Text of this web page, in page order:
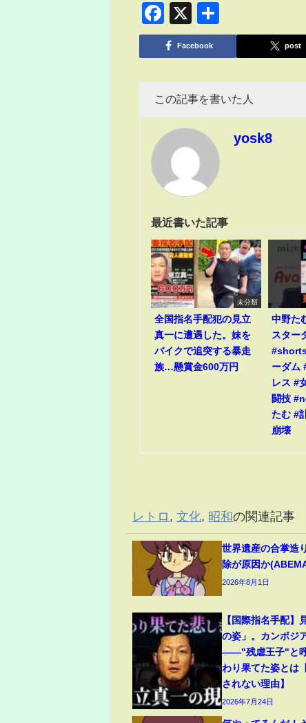
Facebook
X
有
Facebook post
この記事を書いた人
yosk8
最近書いた記事
未分類
全国指名手配犯の見立
真一に遭遇した。妹を
バイクで追突する暴走
族…懸賞金600万円
中野た
スター
ーダム
レス #
闘技
たむ #
崩壊
レトロ ,文化, 昭和の関連記事
世界遺産の合掌造
除が原因か
2026年8月1日
【国際指名手配】
の姿」。カンボジ
――"残虐王子"と
わり果てた姿とは
されない理由】
2026年7月24日